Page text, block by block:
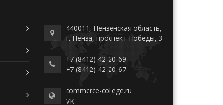
440011, Пензенская область,
г. Пенза, проспект Победы, 3
+7 (8412) 42-20-69
+7 (8412) 42-20-67
commerce-college.ru
VK